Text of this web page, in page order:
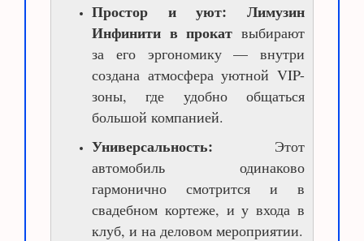
Простор и уют:
Лимузин
Инфинити в прокат выбирают
за его эргономику — внутри
создана атмосфера уютной VIP-
зоны, где удобно общаться
большой компанией.
Универсальность: Этот
автомобиль одинаково
гармонично смотрится и в
свадебном кортеже, и у входа в
клуб, и на деловом мероприятии.